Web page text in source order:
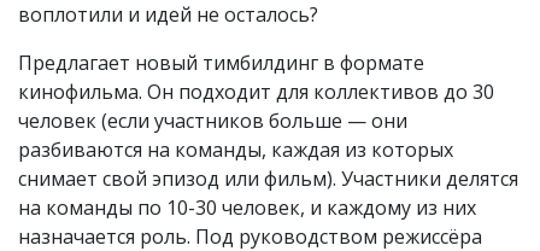
воплотили и идей не осталось?
Предлагает новый тимбилдинг в формате
кинофильма. Он подходит для коллективов до 30
человек (если участников больше — они
разбиваются на команды, каждая из которых
снимает свой эпизод или фильм). Участники делятся
на команды по 10-30 человек, и каждому из них
назначается роль. Под руководством режиссёра